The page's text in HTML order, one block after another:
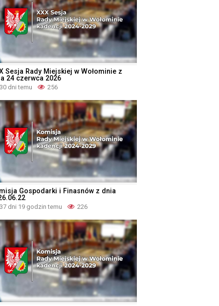
Sesja Rady Miejskiej w Wołominie z
24 czerwca 2026
30 dni temu 256
Gospodarki i Finasnów z dnia
37 dni 19 godzin temu 226